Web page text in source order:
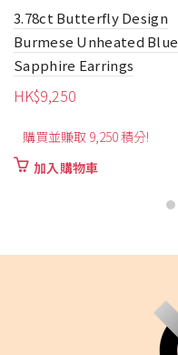
3.78ct Butterfly Design
Burmese Unheated Blue
Sapphire Earrings
HK$9,250
購買並賺取 9,250 積分!
加入購物車